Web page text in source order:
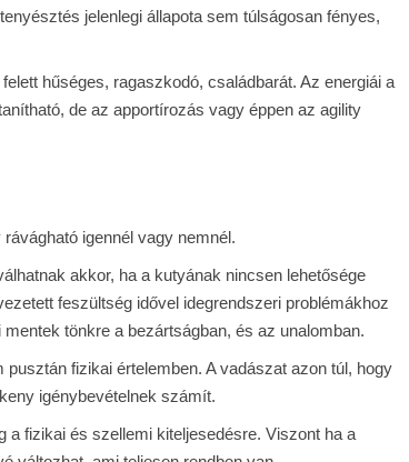
jelenlegi állapota sem túlságosan fényes,
hűséges, ragaszkodó, családbarát. Az energiái a
de az apportírozás vagy éppen az agility
igennél vagy nemnél.
akkor, ha a kutyának nincsen lehetősége
feszültség idővel idegrendszeri problémákhoz
tönkre a bezártságban, és az unalomban.
fizikai értelemben. A vadászat azon túl, hogy
igénybevételnek számít.
a fizikai és szellemi kiteljesedésre. Viszont ha a